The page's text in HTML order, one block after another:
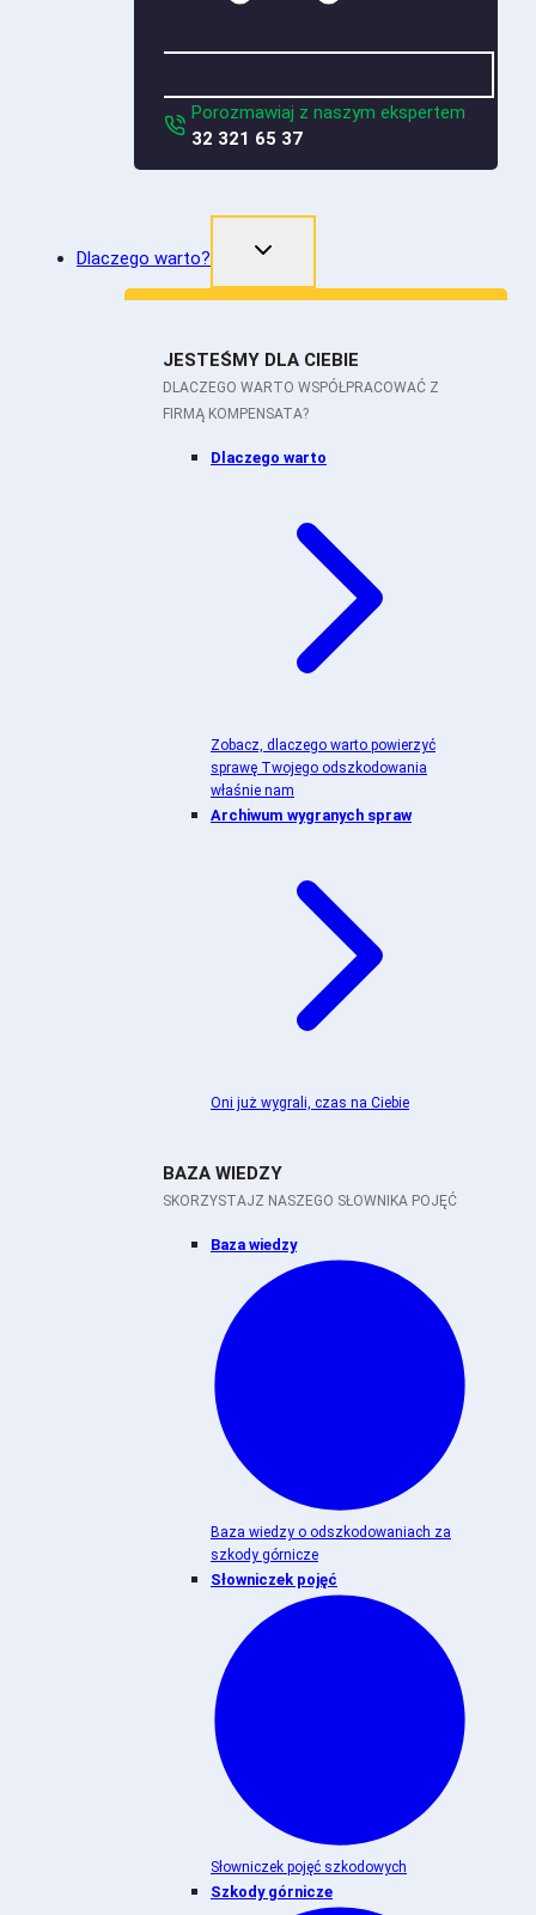
Porozmawiaj z naszym ekspertem
32 321 65 37
Dlaczego warto?
JESTEŚMY DLA CIEBIE
DLACZEGO WARTO WSPÓŁPRACOWAĆ Z
FIRMĄ KOMPENSATA?
Dlaczego warto
Zobacz, dlaczego warto powierzyć
sprawę Twojego odszkodowania
właśnie nam
Archiwum wygranych spraw
Oni już wygrali, czas na Ciebie
BAZA WIEDZY
SKORZYSTAJZ NASZEGO SŁOWNIKA POJĘĆ
Baza wiedzy
Baza wiedzy o odszkodowaniach za
szkody górnicze
Słowniczek pojęć
Słowniczek pojęć szkodowych
Szkody górnicze